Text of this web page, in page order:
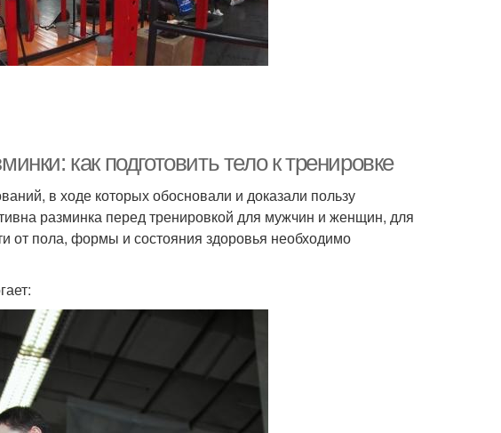
как подготовить тело к тренировке
в ходе которых обосновали и доказали пользу
разминка перед тренировкой для мужчин и женщин, для
от пола, формы и состояния здоровья необходимо